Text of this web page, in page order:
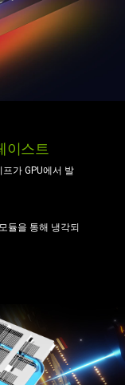
이스트
가 GPU에서 발
듈을 통해 냉각되